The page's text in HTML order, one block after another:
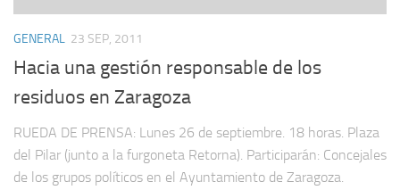
GENERAL 23 SEP, 2011
Hacia una gestión responsable de los
residuos en Zaragoza
RUEDA DE PRENSA: Lunes 26 de septiembre. 18 horas. Plaza
del Pilar (junto a la furgoneta Retorna). Participarán: Concejales
de los grupos políticos en el Ayuntamiento de Zaragoza.